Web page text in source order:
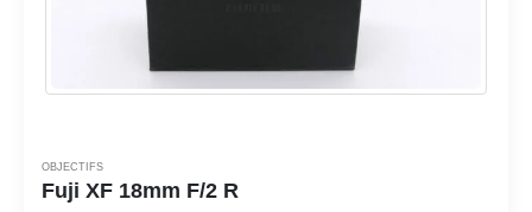
OBJECTIFS
Fuji XF 18mm F/2 R